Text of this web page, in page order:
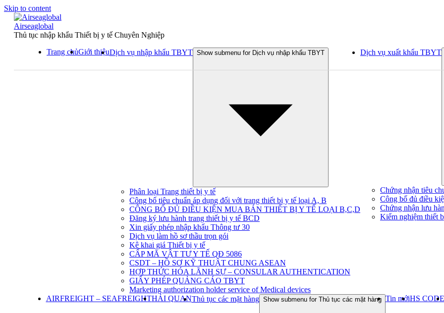
Skip to content
Airseaglobal
Thủ tục nhập khẩu Thiết bị y tế Chuyên Nghiệp
Trang chủGiới thiệuDịch vụ nhập khẩu TBYT Show submenu for Dịch vụ nhập khẩu TBYT
Phân loại Trang thiết bị y tế
Công bố tiêu chuẩn áp dụng đối với trang thiết bị y tế loại A, B
CÔNG BỐ ĐỦ ĐIỀU KIỆN MUA BÁN THIẾT BỊ Y TẾ LOẠI B,C,D
Đăng ký lưu hành trang thiết bị y tế BCD
Xin giấy phép nhập khẩu Thông tư 30
Dịch vụ làm hồ sơ thầu trọn gói
Kê khai giá Thiết bị y tế
CẤP MÃ VẬT TƯ Y TẾ QĐ 5086
CSDT – HỒ SƠ KỸ THUẬT CHUNG ASEAN
HỢP THỨC HÓA LÃNH SỰ – CONSULAR AUTHENTICATION
GIẤY PHÉP QUẢNG CÁO TBYT
Marketing authorization holder service of Medical devices
Dịch vụ xuất khẩu TBYT
Chứng nhận tiêu
Công bố đủ điều
Chứng nhận lưu
Kiểm nghiệm thiết
AIRFREIGHT – SEAFREIGHTHẢI QUANThủ tục các mặt hàng Show submenu for Thủ tục các mặt hàng Tin mớiHS CODE